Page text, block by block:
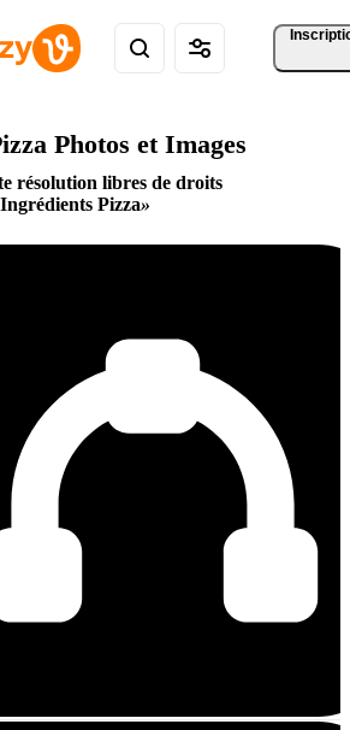
Photos et Images
résolution libres de droits
Ingrédients Pizza